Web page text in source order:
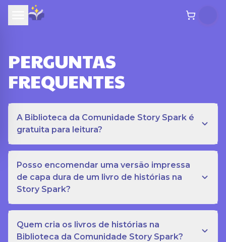
PERGUNTAS
FREQUENTES
A Biblioteca da Comunidade Story Spark é
gratuita para leitura?
Posso encomendar uma versão impressa
de capa dura de um livro de histórias na
Story Spark?
Quem cria os livros de histórias na
Biblioteca da Comunidade Story Spark?